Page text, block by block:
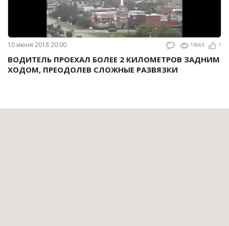
10 июня 2018 20:00 15665 1
ВОДИТЕЛЬ ПРОЕХАЛ БОЛЕЕ 2 КИЛОМЕТРОВ ЗАДНИМ
ХОДОМ, ПРЕОДОЛЕВ СЛОЖНЫЕ РАЗВЯЗКИ